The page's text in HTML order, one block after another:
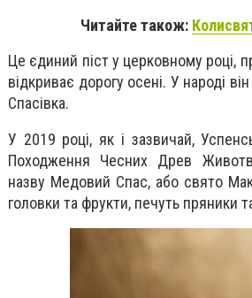
Читайте також: Коли
Це єдиний піст у церковному році,
відкриває дорогу осені. У народі
Спасівка.
У 2019 році, як і зазвичай,
Походження Чесних Древ
назву Медовий Спас, або свято
головки та фрукти, печуть пряники